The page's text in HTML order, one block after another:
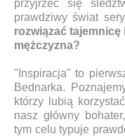
przyjrzeć się
prawdziwy świat
rozwiązać
mężczyzna?
"Inspiracja" to
Bednarka.
którzy lubią
nasz główny
tym celu typuje